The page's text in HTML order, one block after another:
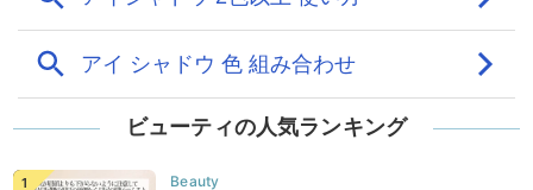
ビューティの人気ランキング